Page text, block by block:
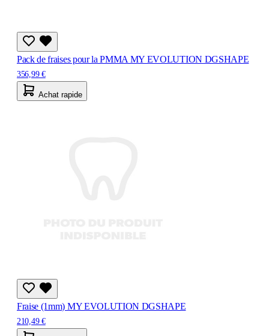
Pack de fraises pour la PMMA MY EVOLUTION DGSHAPE
356,99 €
Achat rapide
Fraise (1mm) MY EVOLUTION DGSHAPE
210,49 €